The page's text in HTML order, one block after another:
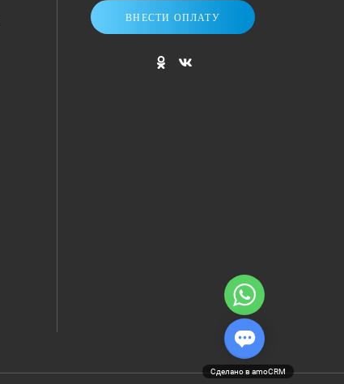
ВНЕСТИ ОПЛАТУ
Сделано в amoCRM